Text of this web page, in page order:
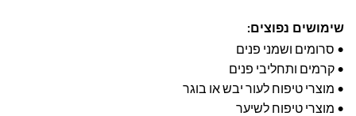
שימושים נפוצים:
• סרומים ושמני פנים
• קרמים ותחליבי פנים
• מוצרי טיפוח לעור יבש או בוגר
• מוצרי טיפוח לשיער